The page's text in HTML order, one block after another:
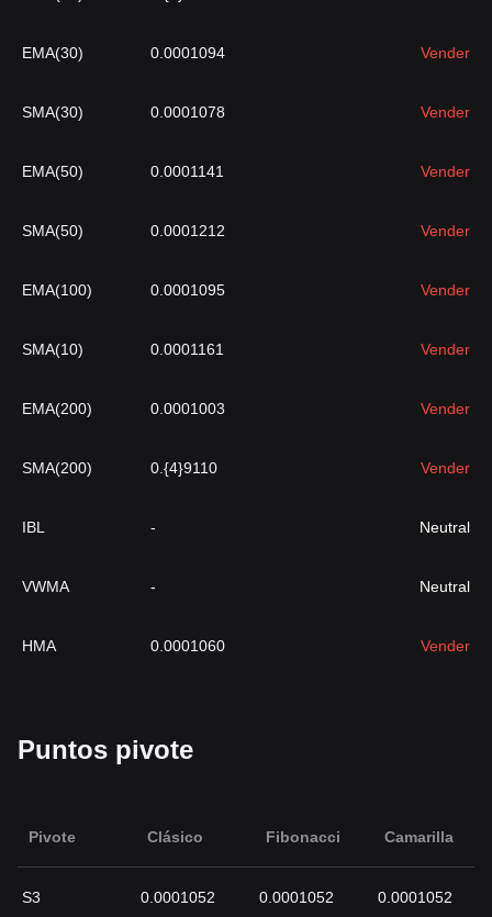
EMA(30) 0.0001094 Vender
SMA(30) 0.0001078 Vender
EMA(50) 0.0001141 Vender
SMA(50) 0.0001212 Vender
EMA(100) 0.0001095 Vender
SMA(10) 0.0001161 Vender
EMA(200) 0.0001003 Vender
SMA(200) 0.{4}9110 Vender
IBL - Neutral
VWMA - Neutral
HMA 0.0001060 Vender
Puntos pivote
Pivote Clásico Fibonacci Camarilla
S3 0.0001052 0.0001052 0.0001052